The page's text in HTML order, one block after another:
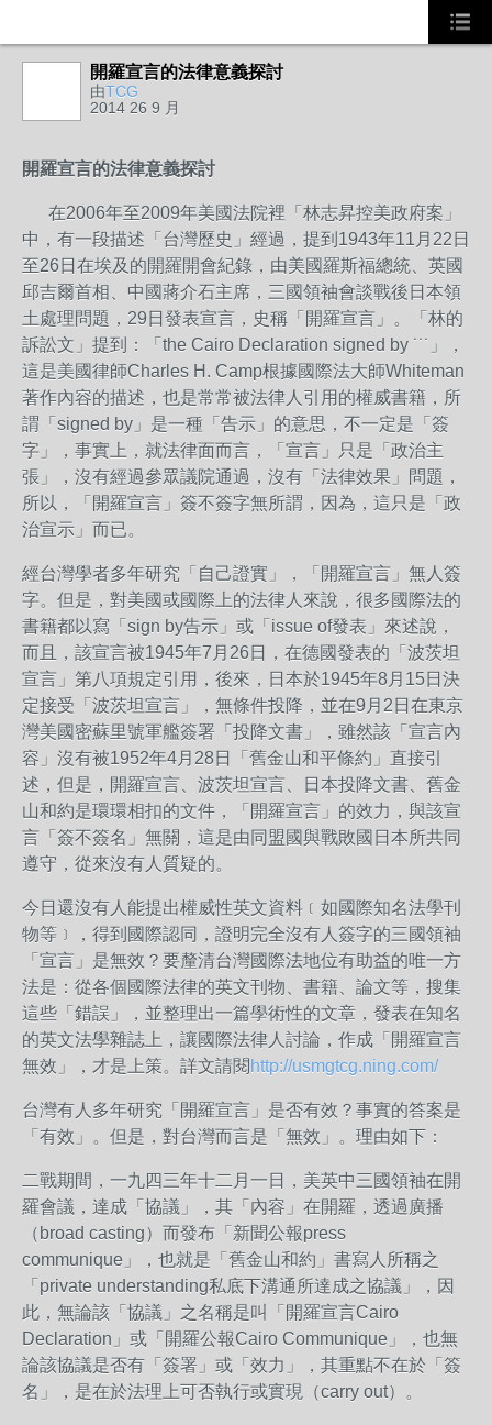
開羅宣言的法律意義探討
由TCG
2014 26 9 月
開羅宣言的法律意義探討
在2006年至2009年美國法院裡「林志昇控美政府案」
中，有一段描述「台灣歷史」經過，提到1943年11月22日
至26日在埃及的開羅開會紀錄，由美國羅斯福總統、英國
邱吉爾首相、中國蔣介石主席，三國領袖會談戰後日本領
土處理問題，29日發表宣言，史稱「開羅宣言」。「林的
訴訟文」提到：「the Cairo Declaration signed by ˙˙˙」，
這是美國律師Charles H. Camp根據國際法大師Whiteman
著作內容的描述，也是常常被法律人引用的權威書籍，所
謂「signed by」是一種「告示」的意思，不一定是「簽
字」，事實上，就法律面而言，「宣言」只是「政治主
張」，沒有經過參眾議院通過，沒有「法律效果」問題，
所以，「開羅宣言」簽不簽字無所謂，因為，這只是「政
治宣示」而已。
經台灣學者多年研究「自己證實」，「開羅宣言」無人簽
字。但是，對美國或國際上的法律人來說，很多國際法的
書籍都以寫「sign by告示」或「issue of發表」來述說，
而且，該宣言被1945年7月26日，在德國發表的「波茨坦
宣言」第八項規定引用，後來，日本於1945年8月15日決
定接受「波茨坦宣言」，無條件投降，並在9月2日在東京
灣美國密蘇里號軍艦簽署「投降文書」，雖然該「宣言內
容」沒有被1952年4月28日「舊金山和平條約」直接引
述，但是，開羅宣言、波茨坦宣言、日本投降文書、舊金
山和約是環環相扣的文件，「開羅宣言」的效力，與該宣
言「簽不簽名」無關，這是由同盟國與戰敗國日本所共同
遵守，從來沒有人質疑的。
今日還沒有人能提出權威性英文資料﹝如國際知名法學刊
物等﹞，得到國際認同，證明完全沒有人簽字的三國領袖
「宣言」是無效？要釐清台灣國際法地位有助益的唯一方
法是：從各個國際法律的英文刊物、書籍、論文等，搜集
這些「錯誤」，並整理出一篇學術性的文章，發表在知名
的英文法學雜誌上，讓國際法律人討論，作成「開羅宣言
無效」，才是上策。詳文請閱 http://usmgtcg.ning.com/
台灣有人多年研究「開羅宣言」是否有效？事實的答案是
「有效」。但是，對台灣而言是「無效」。理由如下：
二戰期間，一九四三年十二月一日，美英中三國領袖在開
羅會議，達成「協議」，其「內容」在開羅，透過廣播
（broad casting）而發布「新聞公報press
communique」，也就是「舊金山和約」書寫人所稱之
「private understanding私底下溝通所達成之協議」，因
此，無論該「協議」之名稱是叫「開羅宣言Cairo
Declaration」或「開羅公報Cairo Communique」，也無
論該協議是否有「簽署」或「效力」，其重點不在於「簽
名」，是在於法理上可否執行或實現（carry out）。